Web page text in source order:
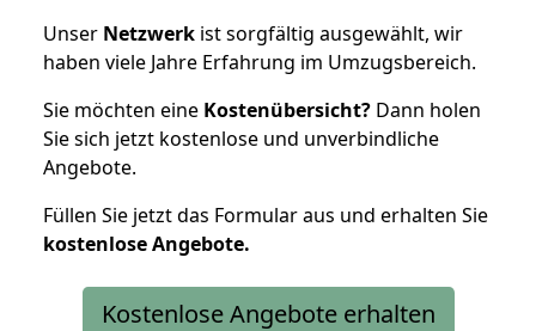
Unser Netzwerk ist sorgfältig ausgewählt, wir
haben viele Jahre Erfahrung im Umzugsbereich.
Sie möchten eine Kostenübersicht? Dann holen
Sie sich jetzt kostenlose und unverbindliche
Angebote.
Füllen Sie jetzt das Formular aus und erhalten Sie
kostenloseAngebote.
Kostenlose Angebote erhalten